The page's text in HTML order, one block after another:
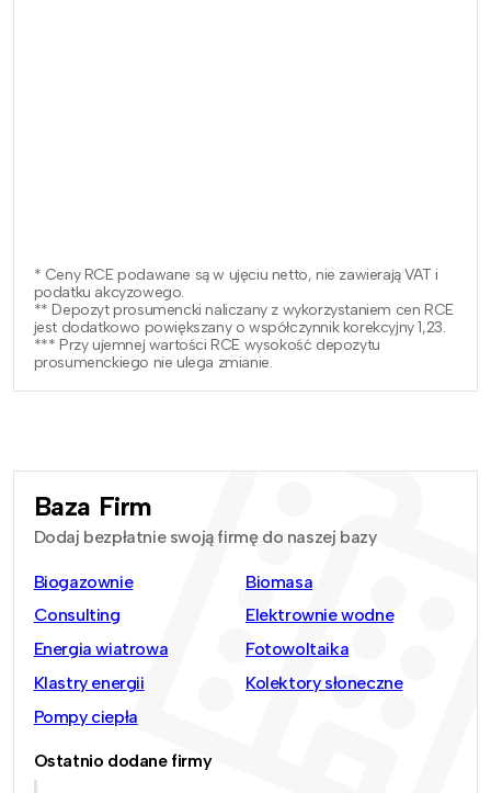
* Ceny RCE podawane są w ujęciu netto, nie zawierają VAT i
podatku akcyzowego.
** Depozyt prosumencki naliczany z wykorzystaniem cen RCE
jest dodatkowo powiększany o współczynnik korekcyjny 1,23.
*** Przy ujemnej wartości RCE wysokość depozytu
prosumenckiego nie ulega zmianie.
Baza Firm
Dodaj bezpłatnie swoją firmę do naszej bazy
Biogazownie
Biomasa
Consulting
Elektrownie wodne
Energia wiatrowa
Fotowoltaika
Klastry energii
Kolektory słoneczne
Pompy ciepła
Ostatnio dodane firmy